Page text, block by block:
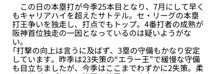
この日の本塁打が今季25本目となり、7月にして早く
もキャリアハイを超えたサトテル。セ・リーグの本塁
打王争いを独走し、打点でもトップ。4番打者の成熟が
阪神首位独走の一因となっているのは疑いようがな
い。
「打撃の向上は言うに及ばず、3塁の守備もかなり安定
しています。昨季は23失策の“エラー王”で緩慢な守備
も目立ちましたが、今季はここまでわずかに2失策。柔